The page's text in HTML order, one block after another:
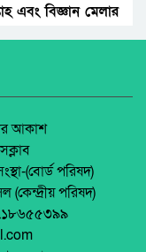
হুইলচেয়ার বিতরণ ও
উদ্ধার উপকরণ
চিৎকার: পুটিমারীর
এবং বিজ্ঞান মেলার
সভা অনুষ্ঠিত।
মতবিনিময় সভা
রংপুরে ১১ দলের
আকাশ
(বোর্ড পরিষদ)
(কেন্দ্রীয় পরিষদ)